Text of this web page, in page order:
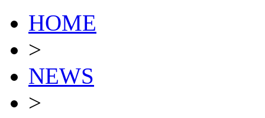
HOME
>
NEWS
>